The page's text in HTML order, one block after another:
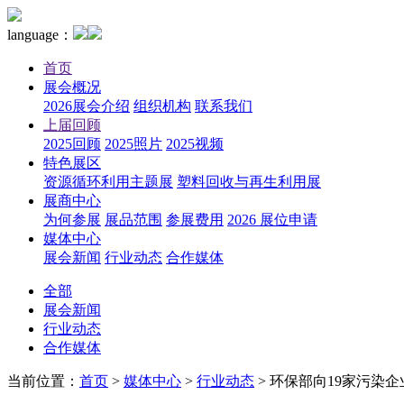
language：
首页
展会概况
2026展会介绍 组织机构 联系我们
上届回顾
2025回顾 2025照片 2025视频
特色展区
资源循环利用主题展 塑料回收与再生利用展
展商中心
为何参展 展品范围 参展费用 2026 展位申请
媒体中心
展会新闻 行业动态 合作媒体
全部
展会新闻
行业动态
合作媒体
当前位置： 首页 > 媒体中心 > 行业动态 > 环保部向19家污染企